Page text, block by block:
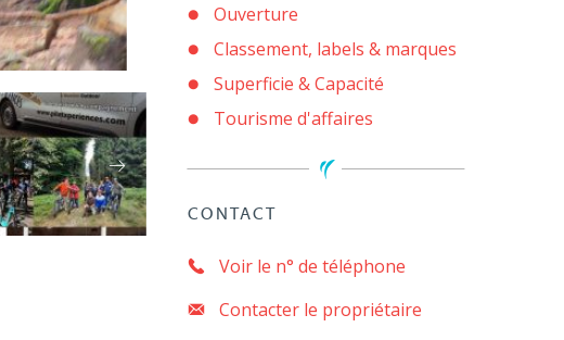
Ouverture
Classement, labels & marques
Superficie & Capacité
Tourisme d'affaires
CONTACT
Voir le n° de téléphone
Contacter le propriétaire